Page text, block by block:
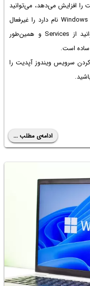
را افزایش می‌دهد، می‌توانید
سرویس مربوط به آپدیت ویندوز که Windows Update نام دارد را غیرفعال
کنید. برای غیرفعال کردن این سرویس می‌توانید از Services و همین‌طور
کردن سرویس ویندوز آپدیت را
ادامه‌ی مطلب ...